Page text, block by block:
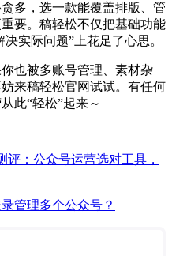
多，选一款能覆盖排版、管
要。稿轻松不仅把基础功能
实际问题”上花足了心思。
也被多账号管理、素材杂
来稿轻松官网试试。有任何
此“轻松”起来～
评：公众号运营选对工具，
管理多个公众号？